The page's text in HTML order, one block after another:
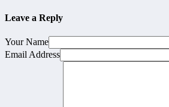
Leave a Reply
Your Name
Email Address